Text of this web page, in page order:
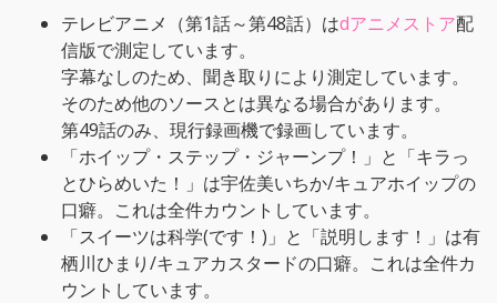
テレビアニメ（第1話～第48話）はdアニメストア配
信版で測定しています。
字幕なしのため、聞き取りにより測定しています。
そのため他のソースとは異なる場合があります。
第49話のみ、現行録画機で録画しています。
「ホイップ・ステップ・ジャーンプ！」と「キラっ
とひらめいた！」は宇佐美いちか/キュアホイップの
口癖。これは全件カウントしています。
「スイーツは科学(です！)」と「説明します！」は有
栖川ひまり/キュアカスタードの口癖。これは全件カ
ウントしています。